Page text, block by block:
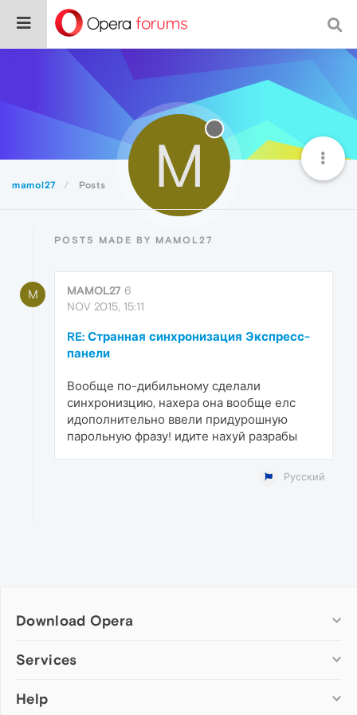
mamol27 Posts M
POSTS MADE BY MAMOL27
M MAMOL27 6
NOV 2015, 15:11
RE: Странная синхронизация Экспресс-
панели
Вообще по-дибильному сделали
синхронизцию, нахера она вообще елс
идополнительно ввели придурошную
парольную фразу! идите нахуй разрабы
Русский
Download Opera
Computer browsers
Opera for Mac
Services
Add-ons
Help